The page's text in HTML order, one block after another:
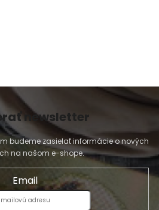
newsletter
budeme zasielať informácie o nových
na našom e-shope.
Email